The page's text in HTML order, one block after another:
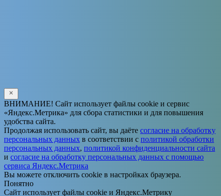
ВНИМАНИЕ! Сайт использует файлы cookie и сервис
«Яндекс.Метрика» для сбора статистики и для повышения
удобства сайта.
Продолжая использовать сайт, вы даёте согласие на обработку
персональных данных в соответствии с политикой обработки
персональных данных, политикой конфиденциальности сайта
и согласие на обработку персональных данных с помощью
сервиса Яндекс.Метрика
Вы можете отключить cookie в настройках браузера.
Понятно
Сайт использует файлы cookie и Яндекс.Метрику